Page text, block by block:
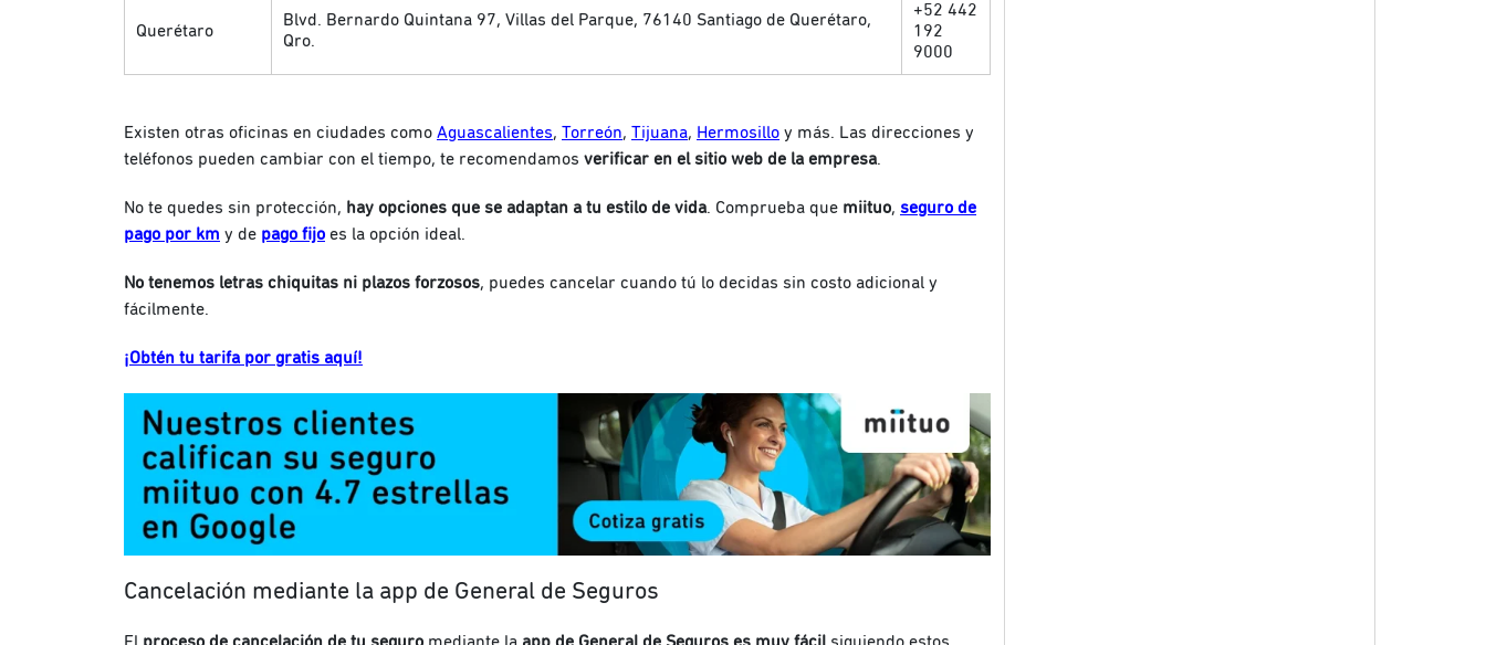
Querétaro
Blvd. Bernardo Quintana 97, Villas del Parque, 76140 Santiago de Querétaro,
Qro.
+52 442
192
9000
Existen otras oficinas en ciudades como Aguascalientes, Torreón, Tijuana, Hermosillo y más. Las direcciones y
teléfonos pueden cambiar con el tiempo, te recomendamos verificar en el sitio web de la empresa.
No te quedes sin protección, hay opciones que se adaptan a tu estilo de vida. Comprueba que miituo, seguro de
pago por km y de pago fijo es la opción ideal.
No tenemos letras chiquitas ni plazos forzosos, puedes cancelar cuando tú lo decidas sin costo adicional y
fácilmente.
¡Obtén tu tarifa por gratis aquí!
Cancelación mediante la app de General de Seguros
El proceso de cancelación de tu seguro mediante la app de General de Seguros es muy fácil siguiendo estos